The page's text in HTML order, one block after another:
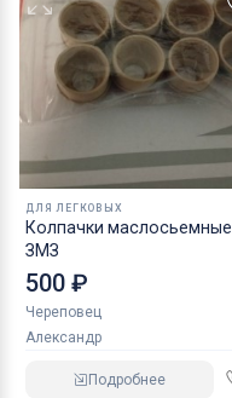
ДЛЯ ЛЕГКОВЫХ
Колпачки маслосьемные
ЗМЗ
500 ₽
Череповец
Александр
Подробнее